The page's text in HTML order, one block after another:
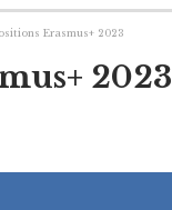
Erasmus+ 2023
2023